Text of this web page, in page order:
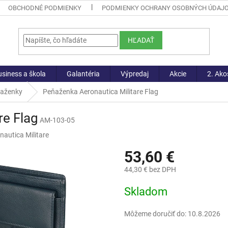
OBCHODNÉ PODMIENKY PODMIENKY OCHRANY OSOBNÝCH
HĽADAŤ
a škola Galantéria Výpredaj Akcie 2.
Peňaženka Aeronautica Militare Flag
Flag AM-103-05
Militare
53,60 €
44,30 € bez DPH
cena:
Skladom
Môžeme doručiť do: 10.8.2026